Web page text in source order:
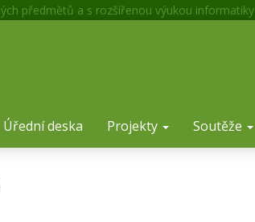
předmětů a s rozšířenou výukou informatiky
Úřední deska Projekty Soutěže